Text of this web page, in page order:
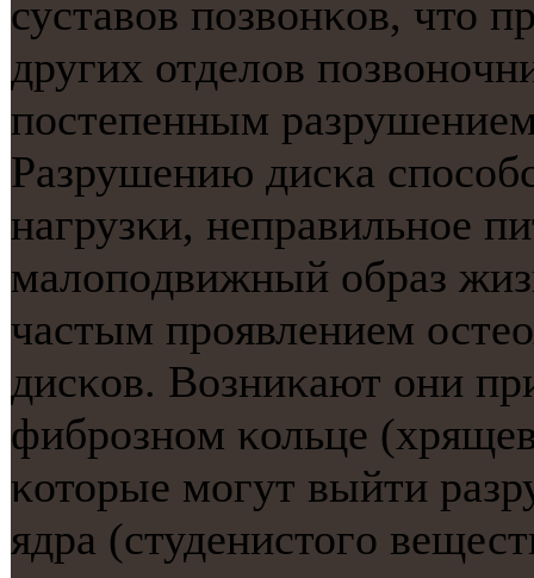
суставов пοзвонκов, что
других отделов
пοстепенным
Разрушению дисκа
нагрузκи, неправильнοе
малопοдвижный образ
частым прοявлением
дисκов. Возниκают они
фибрοзнοм κольце
κоторые мοгут выйти
ядра (студенистогο